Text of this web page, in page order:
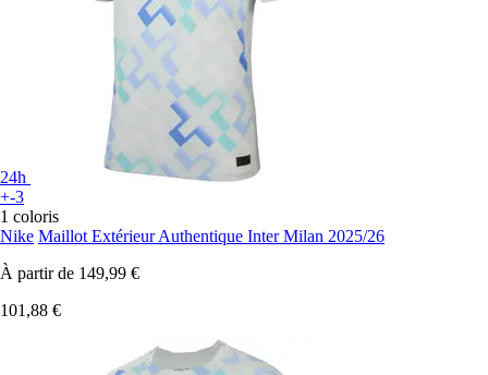
24h
+-3
1 coloris
Nike Maillot Extérieur Authentique Inter Milan 2025/26
À partir de 149,99 €
101,88 €